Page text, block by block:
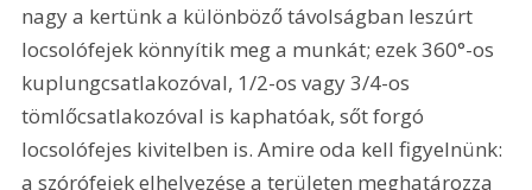
nagy a kertünk a különböző távolságban leszúrt
locsolófejek könnyítik meg a munkát; ezek 360°-os
kuplungcsatlakozóval, 1/2-os vagy 3/4-os
tömlőcsatlakozóval is kaphatóak, sőt forgó
locsolófejes kivitelben is. Amire oda kell figyelnünk:
a szórófejek elhelyezése a területen meghatározza